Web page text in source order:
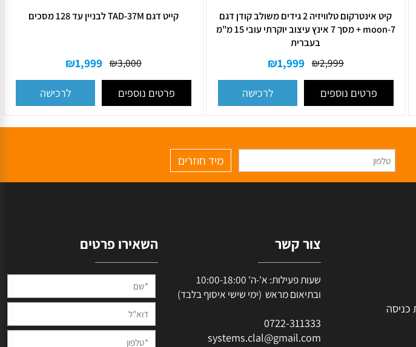
קיט אינטרקום טלוויזיה 2 גידים משולב קודן דגם
moon-7 + מסך 7 אינץ עיצוב יוקרתי עובי 15 מ"מ
בעברית
₪2,999
₪1,999
פרטים נוספים
קייט דגם TAD-37M לבניין עד 128 מסכים
₪3,000
₪1,999
פרטים נוספים
צור קשר השאירו פרטים